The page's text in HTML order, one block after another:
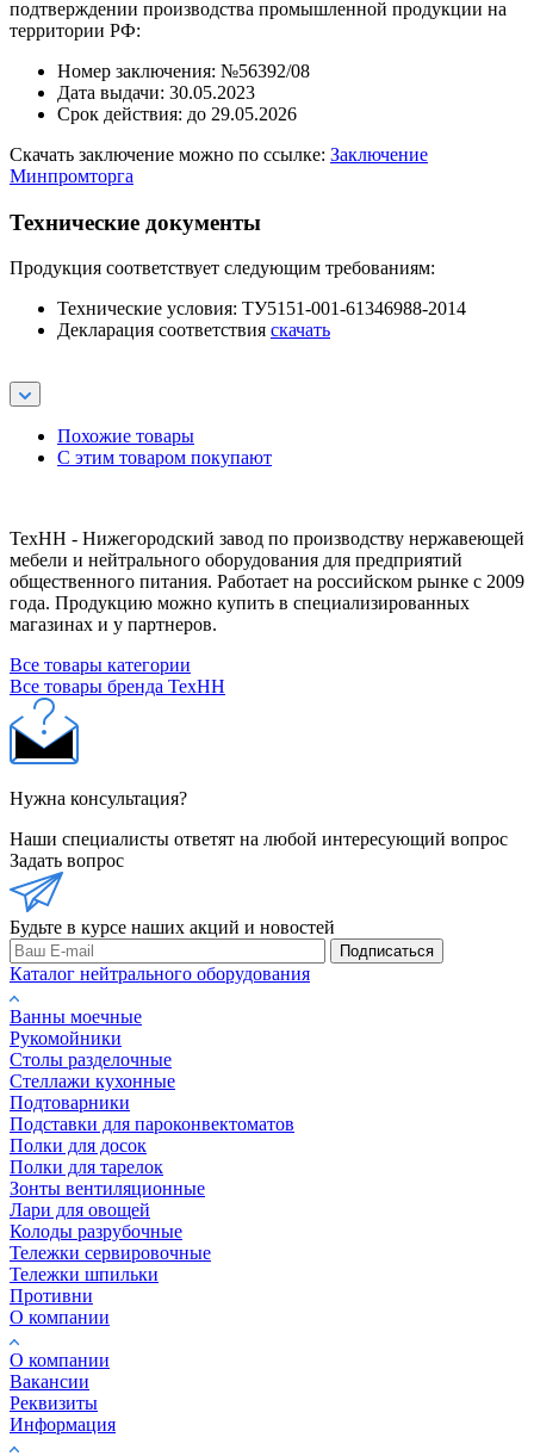
подтверждении производства промышленной продукции на
территории РФ:
Номер заключения: №56392/08
Дата выдачи: 30.05.2023
Срок действия: до 29.05.2026
Скачать заключение можно по ссылке: Заключение
Минпромторга
Технические документы
Продукция соответствует следующим требованиям:
Технические условия: ТУ5151-001-61346988-2014
Декларация соответствия скачать
Похожие товары
С этим товаром покупают
ТехНН - Нижегородский завод по производству нержавеющей
мебели и нейтрального оборудования для предприятий
общественного питания. Работает на российском рынке с 2009
года. Продукцию можно купить в специализированных
магазинах и у партнеров.
Все товары категории
Все товары бренда ТехНН
Нужна консультация?
Наши специалисты ответят на любой интересующий вопрос
Задать вопрос
Будьте в курсе наших акций и новостей
Подписаться
Каталог нейтрального оборудования
Ванны моечные
Рукомойники
Столы разделочные
Стеллажи кухонные
Подтоварники
Подставки для пароконвектоматов
Полки для досок
Полки для тарелок
Зонты вентиляционные
Лари для овощей
Колоды разрубочные
Тележки сервировочные
Тележки шпильки
Противни
О компании
О компании
Вакансии
Реквизиты
Информация